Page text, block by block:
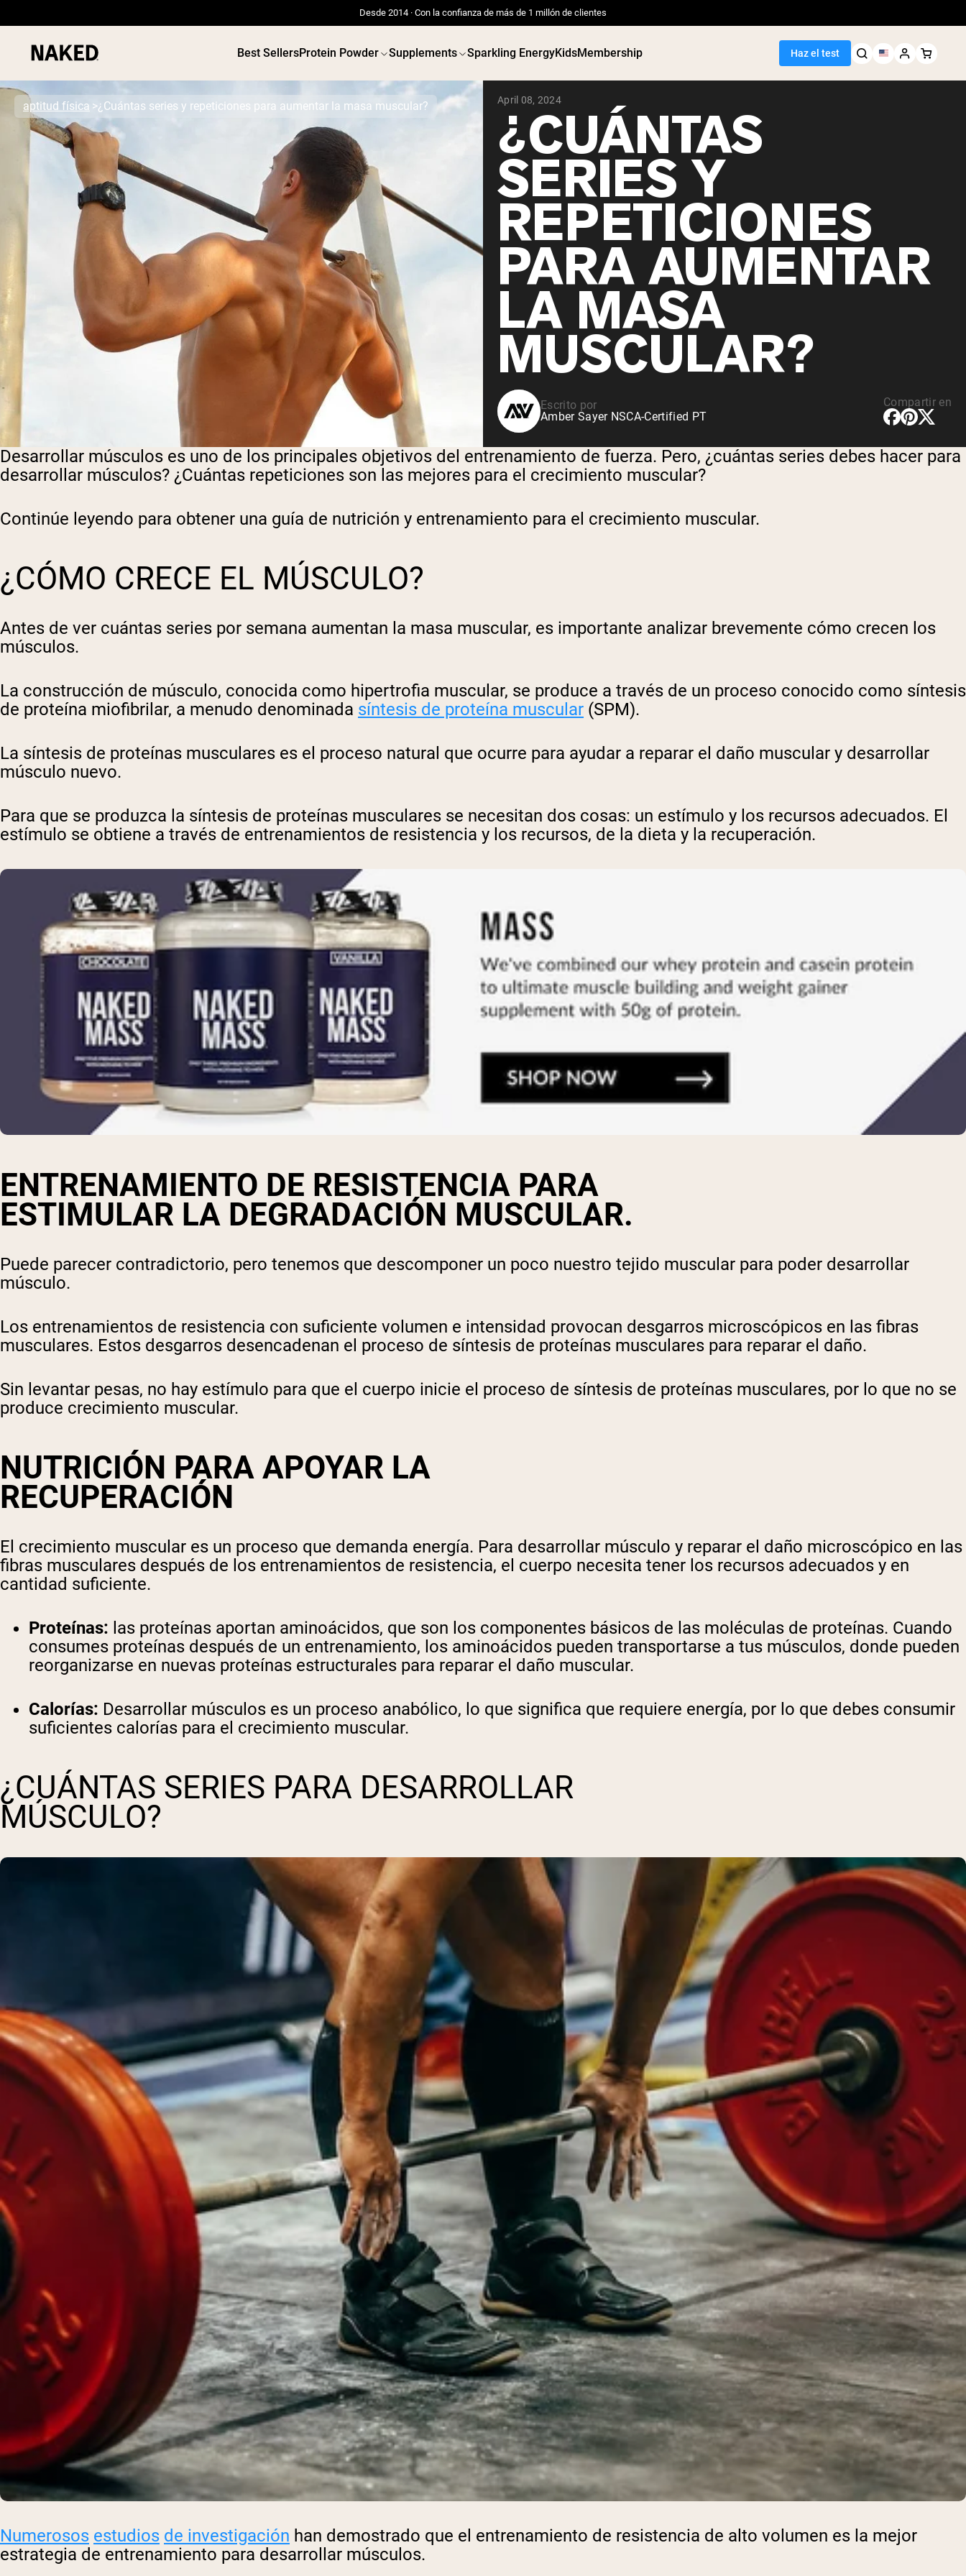
Desde 2014 · Con la confianza de más de 1 millón de clientes
Best SellersProtein Powder Supplements Sparkling EnergyKidsMembership Haz el test
Términos de Búsqueda Populares
”Protein Powder“
”Overnight Oats“
”Vegan protein“
”Micellar Casein“
aptitud física ¿Cuántas series y repeticiones para aumentar la masa muscular? April 08, 2024
¿CUÁNTAS
SERIES Y
REPETICIONES
PARA AUMENTAR
LA MASA
MUSCULAR?
Escrito por
Amber Sayer NSCA-Certified PT
Compartir en
Desarrollar músculos es uno de los principales objetivos del entrenamiento de fuerza. Pero, ¿cuántas series debes hacer para
desarrollar músculos? ¿Cuántas repeticiones son las mejores para el crecimiento muscular?
Continúe leyendo para obtener una guía de nutrición y entrenamiento para el crecimiento muscular.
¿CÓMO CRECE EL MÚSCULO?
Antes de ver cuántas series por semana aumentan la masa muscular, es importante analizar brevemente cómo crecen los
músculos.
La construcción de músculo, conocida como hipertrofia muscular, se produce a través de un proceso conocido como síntesis
de proteína miofibrilar, a menudo denominada síntesis de proteína muscular (SPM).
La síntesis de proteínas musculares es el proceso natural que ocurre para ayudar a reparar el daño muscular y desarrollar
músculo nuevo.
Para que se produzca la síntesis de proteínas musculares se necesitan dos cosas: un estímulo y los recursos adecuados. El
estímulo se obtiene a través de entrenamientos de resistencia y los recursos, de la dieta y la recuperación.
ENTRENAMIENTO DE RESISTENCIA PARA
ESTIMULAR LA DEGRADACIÓN MUSCULAR.
Puede parecer contradictorio, pero tenemos que descomponer un poco nuestro tejido muscular para poder desarrollar
músculo.
Los entrenamientos de resistencia con suficiente volumen e intensidad provocan desgarros microscópicos en las fibras
musculares. Estos desgarros desencadenan el proceso de síntesis de proteínas musculares para reparar el daño.
Sin levantar pesas, no hay estímulo para que el cuerpo inicie el proceso de síntesis de proteínas musculares, por lo que no se
produce crecimiento muscular.
NUTRICIÓN PARA APOYAR LA
RECUPERACIÓN
El crecimiento muscular es un proceso que demanda energía. Para desarrollar músculo y reparar el daño microscópico en las
fibras musculares después de los entrenamientos de resistencia, el cuerpo necesita tener los recursos adecuados y en
cantidad suficiente.
Proteínas: las proteínas aportan aminoácidos, que son los componentes básicos de las moléculas de proteínas. Cuando
consumes proteínas después de un entrenamiento, los aminoácidos pueden transportarse a tus músculos, donde pueden
reorganizarse en nuevas proteínas estructurales para reparar el daño muscular.
Calorías: Desarrollar músculos es un proceso anabólico, lo que significa que requiere energía, por lo que debes consumir
suficientes calorías para el crecimiento muscular.
¿CUÁNTAS SERIES PARA DESARROLLAR
MÚSCULO?
Numerosos estudios de investigación han demostrado que el entrenamiento de resistencia de alto volumen es la mejor
estrategia de entrenamiento para desarrollar músculos.
Shipping Country: Language:
Comprar Ahora